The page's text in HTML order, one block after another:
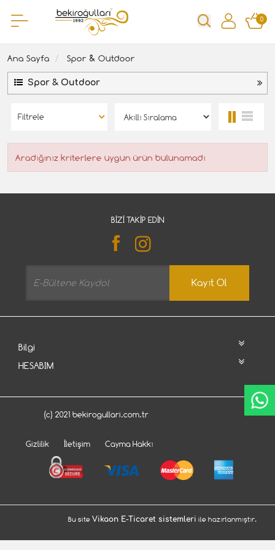
0
Ana Sayfa Spor & Outdoor
Spor & Outdoor
Filtrele
Aradığınız kriterlere uygun ürün bulunamadı
BIZI TAKIP EDIN
Kayıt Ol
Bilgi
HESABIM
(c) 2021 bekirogullari.com.tr
Gizlilik İletişim Cayma Hakkı
Bu site Vikaon E-Ticaret sistemleri ile hazırlanmıştır.